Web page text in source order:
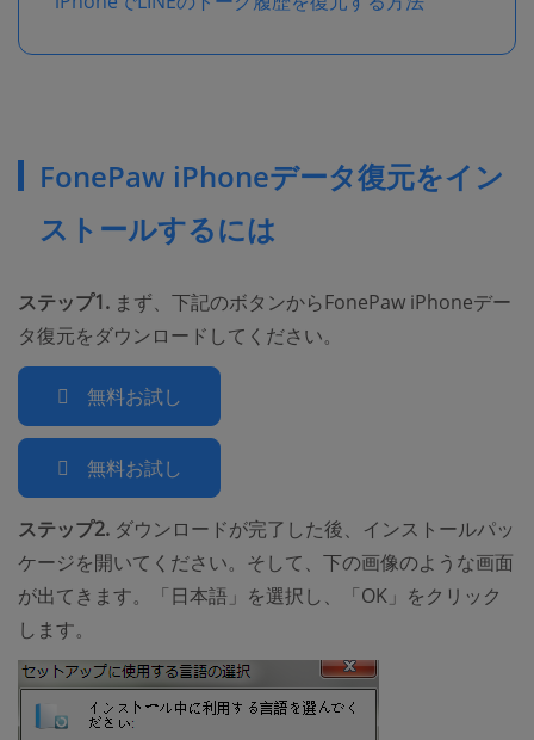
FonePaw iPhoneデータ復元をイン
ストールするには
ステップ1. まず、下記のボタンからFonePaw iPhoneデー
タ復元をダウンロードしてください。
無料お試し
無料お試し
ステップ2. ダウンロードが完了した後、インストールパッ
ケージを開いてください。そして、下の画像のような画面
が出てきます。「日本語」を選択し、「OK」をクリック
します。